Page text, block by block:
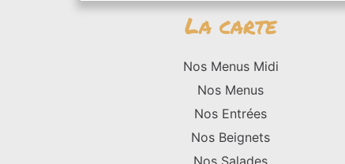
La carte
Nos Menus Midi
Nos Menus
Nos Entrées
Nos Beignets
Nos Salades